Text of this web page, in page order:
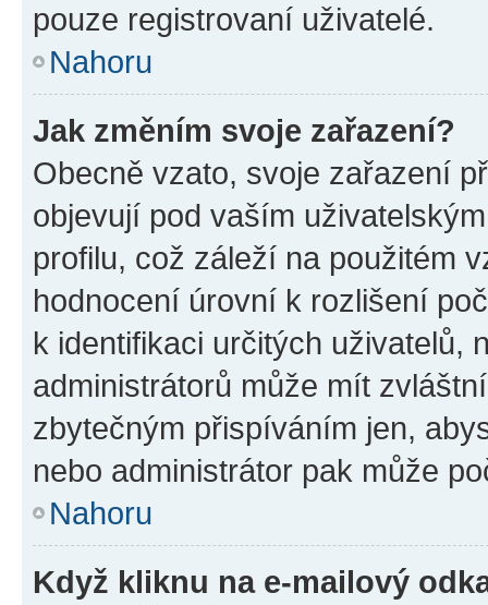
pouze registrovaní uživatelé.
Nahoru
Jak změním svoje zařazení?
Obecně vzato, svoje zařazení
objevují pod vaším
profilu, což záleží na použitém
hodnocení úrovní k rozlišení
k identifikaci určitých uživatelů,
administrátorů může mít
zbytečným přispíváním jen,
nebo administrátor pak může
Nahoru
Když kliknu na e-mailový